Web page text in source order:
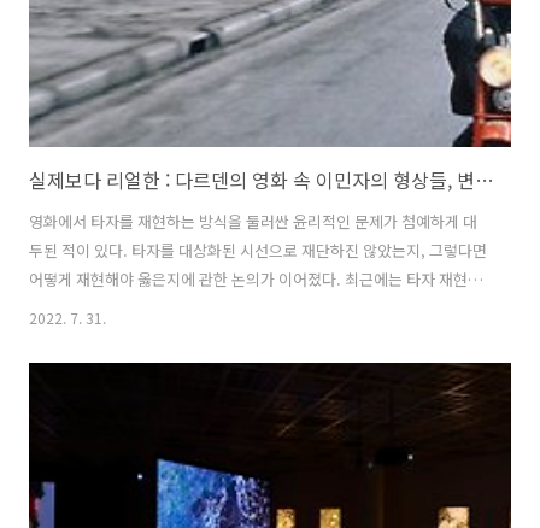
실제보다 리얼한 : 다르덴의 영화 속 이민자의 형상들, 변화들
영화에서 타자를 재현하는 방식을 둘러싼 윤리적인 문제가 첨예하게 대
두된 적이 있다. 타자를 대상화된 시선으로 재단하진 않았는지, 그렇다면
어떻게 재현해야 옳은지에 관한 논의가 이어졌다. 최근에는 타자 재현을
오늘날 타자는 그저 타자의 얼굴을 한 자아로 흡수되거나, 집단화된 비인
간이 되었다. 어떤 경우 타자는 두드러지게 좋은 얼굴로 재현된다. 의 자
인은 실제 난민 소년을 캐스팅했다는 사실과는 별개로 또래 배우로서 보
기 드문 카리스마를 지닌다. 에서 안티고네의 사연이 대중의 지지를 얻으
면서 그의 몽타주가 복제되고 상품화되는 현상은 때로는 누군가의 불행
이 좋은 얼굴을 뒷받침..
2022. 7. 31.